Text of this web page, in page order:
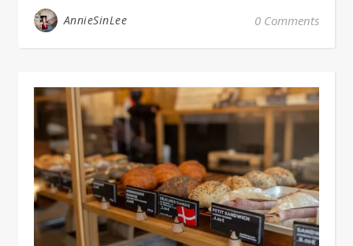
AnnieSinLee 0 Comments